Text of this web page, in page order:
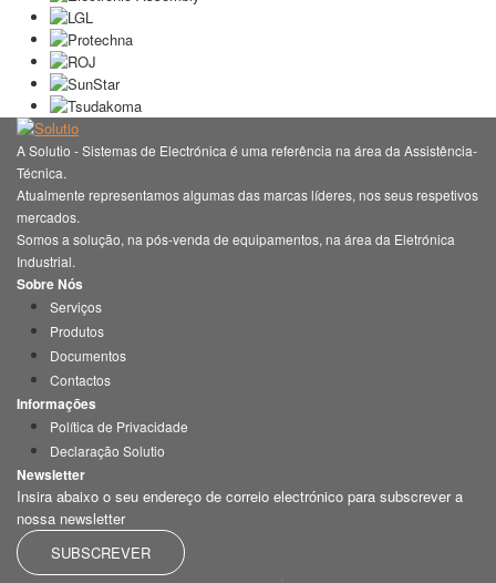
A Solutio - Sistemas de Electrónica é uma referência na área da Assistência-
Técnica.
Atualmente representamos algumas das marcas líderes, nos seus respetivos
mercados.
Somos a solução, na pós-venda de equipamentos, na área da Eletrónica
Industrial.
Sobre Nós
Serviços
Produtos
Documentos
Contactos
Informações
Política de Privacidade
Declaração Solutio
Newsletter
Insira abaixo o seu endereço de correio electrónico para subscrever a
nossa newsletter
SUBSCREVER